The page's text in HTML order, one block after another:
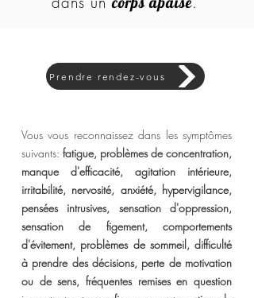
Prendre rendez-vous
Vous vous reconnaissez dans les symptômes
suivants: fatigue, problèmes de concentration,
manque d'efficacité, agitation intérieure,
irritabilité, nervosité, anxiété, hypervigilance,
pensées intrusives, sensation d'oppression,
sensation de figement, comportements
d'évitement, problèmes de sommeil, difficulté
à prendre des décisions, perte de motivation
ou de sens, fréquentes remises en question